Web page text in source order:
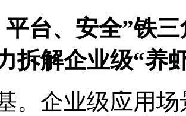
平台、安全”铁三
拆解企业级“养
。企业级应用场